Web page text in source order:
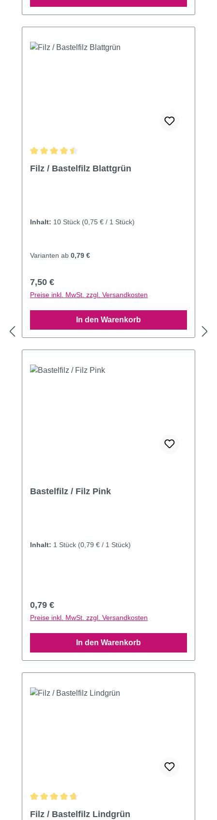
Filz / Bastelfilz Blattgrün
Inhalt: 10 Stück (0,75 € / 1 Stück)
Varianten ab 0,79 €
Regulärer Preis:
7,50 €
Preise inkl. MwSt. zzgl. Versandkosten
In den Warenkorb
Bastelfilz / Filz Pink
Inhalt: 1 Stück (0,79 € / 1 Stück)
Regulärer Preis:
0,79 €
Preise inkl. MwSt. zzgl. Versandkosten
In den Warenkorb
Filz / Bastelfilz Lindgrün